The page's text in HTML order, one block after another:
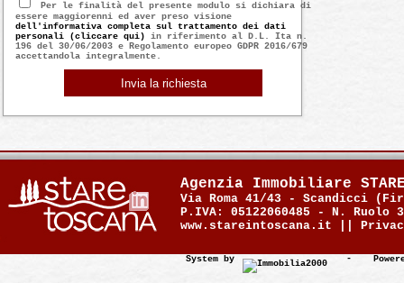
Per le finalità del presente modulo si dichiara di
essere maggiorenni ed aver preso visione
dell'informativa completa sul trattamento dei dati
personali (cliccare qui) in riferimento al D.L. Ita n.
196 del 30/06/2003 e Regolamento europeo GDPR 2016/679
accettandola integralmente.
Agenzia Immobiliare STARE
Via Roma 41/43 - Scandicci
P.IVA: 05122060485 - N. Ruolo
www.stareintoscana.it ||
System by -